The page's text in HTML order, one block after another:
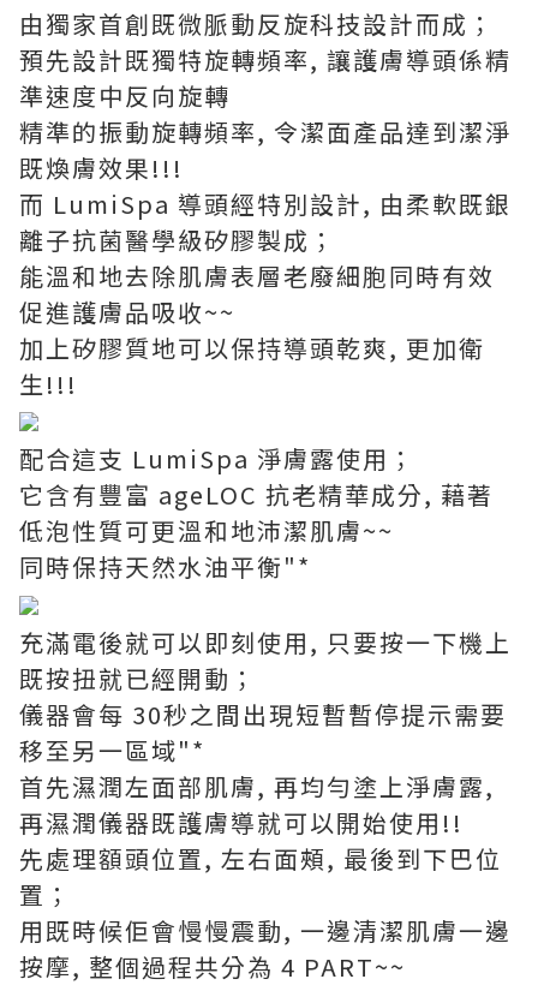
由獨家首創既微脈動反旋科技設計而成；
預先設計既獨特旋轉頻率, 讓護膚導頭係精
準速度中反向旋轉
精準的振動旋轉頻率, 令潔面產品達到潔淨
既煥膚效果!!!
而 LumiSpa 導頭經特別設計, 由柔軟既銀
離子抗菌醫學級矽膠製成；
能溫和地去除肌膚表層老廢細胞同時有效
促進護膚品吸收~~
加上矽膠質地可以保持導頭乾爽, 更加衛
生!!!
配合這支 LumiSpa 淨膚露使用；
它含有豐富 ageLOC 抗老精華成分, 藉著
低泡性質可更溫和地沛潔肌膚~~
同時保持天然水油平衡"*
充滿電後就可以即刻使用, 只要按一下機上
既按扭就已經開動；
儀器會每 30秒之間出現短暫暫停提示需要
移至另一區域"*
首先濕潤左面部肌膚, 再均勻塗上淨膚露,
再濕潤儀器既護膚導就可以開始使用!!
先處理額頭位置, 左右面頰, 最後到下巴位
置；
用既時候佢會慢慢震動, 一邊清潔肌膚一邊
按摩, 整個過程共分為 4 PART~~